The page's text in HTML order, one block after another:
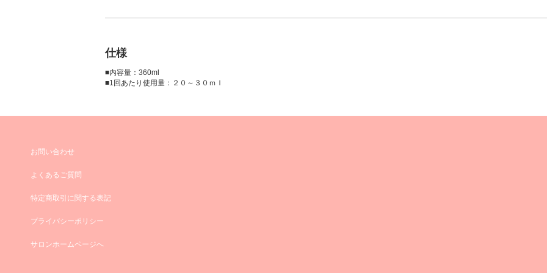
仕様
■内容量：360ml
■1回あたり使用量：２０～３０ｍｌ
お問い合わせ
よくあるご質問
特定商取引に関する表記
プライバシーポリシー
サロンホームページへ